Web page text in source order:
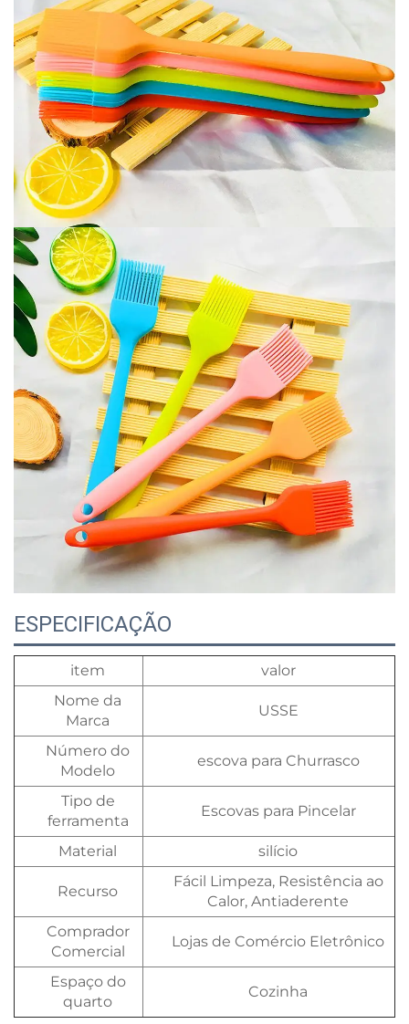
ESPECIFICAÇÃO
item
valor
Nome da
Marca
USSE
Número do
Modelo
escova para Churrasco
Tipo de
ferramenta
Escovas para Pincelar
Material silício
Recurso
Fácil Limpeza, Resistência ao
Calor, Antiaderente
Comprador
Comercial
Lojas de Comércio Eletrônico
Espaço do
quarto
Cozinha